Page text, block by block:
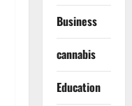
Business
cannabis
Education